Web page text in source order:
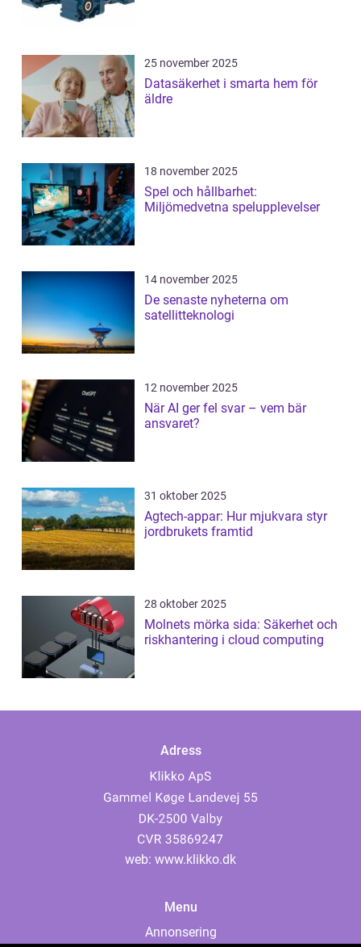
25 november 2025
Datasäkerhet i smarta hem för
äldre
18 november 2025
Spel och hållbarhet:
Miljömedvetna spelupplevelser
14 november 2025
De senaste nyheterna om
satellitteknologi
12 november 2025
När AI ger fel svar – vem bär
ansvaret?
31 oktober 2025
Agtech-appar: Hur mjukvara styr
jordbrukets framtid
28 oktober 2025
Molnets mörka sida: Säkerhet och
riskhantering i cloud computing
Adress
web: www.klikko.dk
Menu
Annonsering